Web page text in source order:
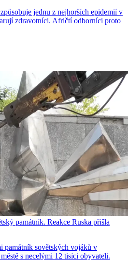
jednu z nejhorších epidemií v
zdravotníci. Afričtí odborníci proto
památník. Reakce Ruska přišla
památník sovětských vojáků v
s necelými 12 tisíci obyvateli.